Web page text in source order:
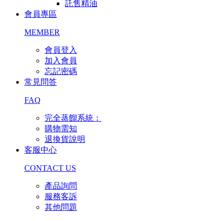
託售精油
會員專區
MEMBER
會員登入
加入會員
忘記密碼
常見問答
FAQ
完全蒸餾系統：
購物需知
退換貨說明
客服中心
CONTACT US
產品詢問
服務客訴
其他問題